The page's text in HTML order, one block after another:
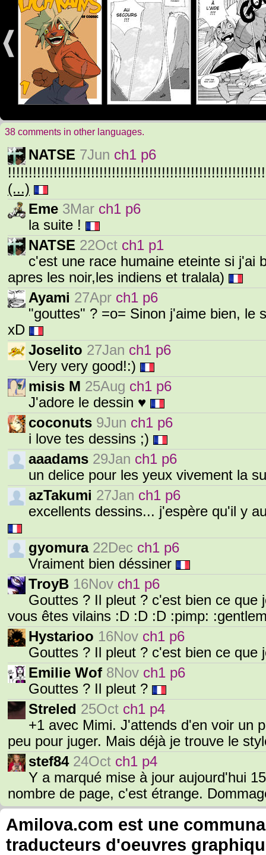
38 comments in other languages.
NATSE 7Jun ch1 p6
(...)
Eme 3Mar ch1 p6
la suite !
NATSE 22Oct ch1 p1
c'est une race humaine eteinte si j'ai
apres les noir,les indiens et tralala)
Ayami 27Apr ch1 p6
"gouttes" ? =o= Sinon j'aime bien, le
xD
Joselito 27Jan ch1 p6
Very very good!:)
misis M 25Aug ch1 p6
J'adore le dessin ♥
coconuts 9Jun ch1 p6
i love tes dessins ;)
aaadams 29Jan ch1 p6
un delice pour les yeux vivement la
azTakumi 27Jan ch1 p6
excellents dessins... j'espère qu'il y
gyomura 22Dec ch1 p6
Vraiment bien déssiner
TroyB 16Nov ch1 p6
Gouttes ? Il pleut ? c'est bien ce que
vous êtes vilains :D :D :D :pimp:
Hystarioo 16Nov ch1 p6
Gouttes ? Il pleut ? c'est bien ce que
Emilie Wof 8Nov ch1 p6
Gouttes ? Il pleut ?
Streled 25Oct ch1 p4
+1 avec Mimi. J'attends d'en voir un
peu pour juger. Mais déjà je trouve le
stef84 24Oct ch1 p4
Y a marqué mise à jour aujourd'hui
nombre de page, c'est étrange.
Amilova.com est une
traducteurs d'oeuvres